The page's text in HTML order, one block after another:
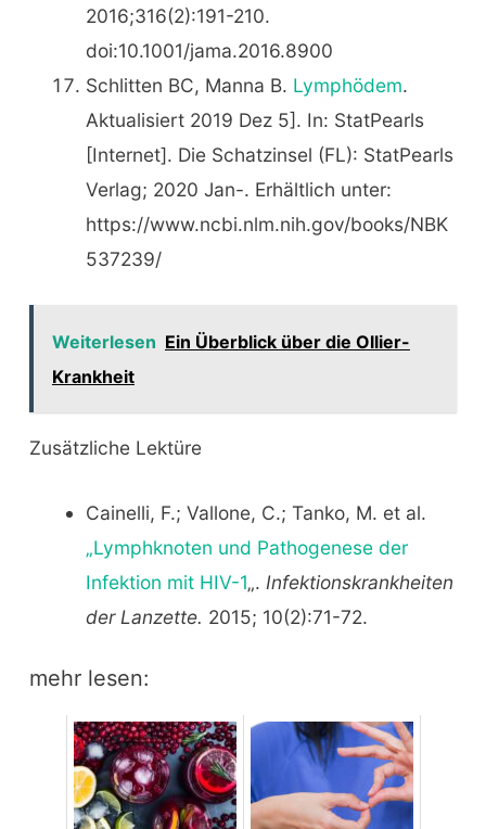
2016;316(2):191-210.
doi:10.1001/jama.2016.8900
Schlitten BC, Manna B. Lymphödem.
Aktualisiert 2019 Dez 5]. In: StatPearls
[Internet]. Die Schatzinsel (FL): StatPearls
Verlag; 2020 Jan-. Erhältlich unter:
https://www.ncbi.nlm.nih.gov/books/NBK
537239/
Weiterlesen Ein Überblick über die Ollier-
Krankheit
Zusätzliche Lektüre
Cainelli, F.; Vallone, C.; Tanko, M. et al.
„Lymphknoten und Pathogenese der
Infektion mit HIV-1„. Infektionskrankheiten
der Lanzette. 2015; 10(2):71-72.
mehr lesen: